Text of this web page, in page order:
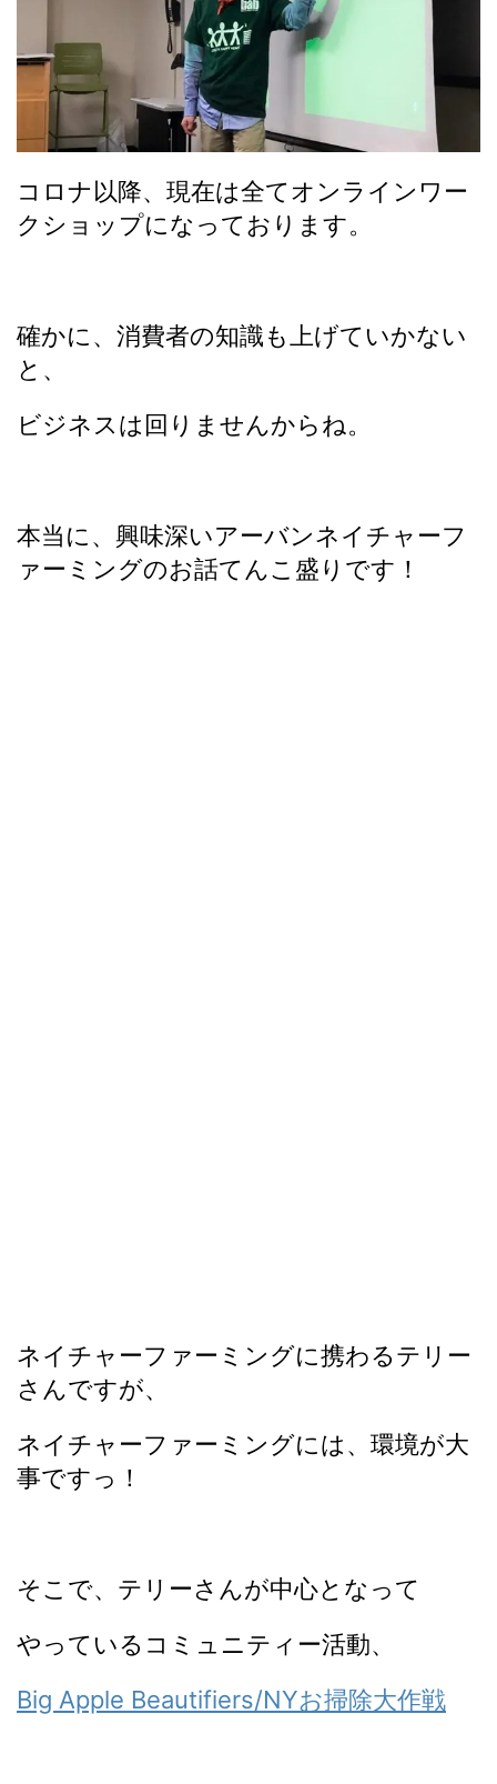
コロナ以降、現在は全てオンラインワー
クショップになっております。
確かに、消費者の知識も上げていかない
と、
ビジネスは回りませんからね。
本当に、興味深いアーバンネイチャーフ
ァーミングのお話てんこ盛りです！
ネイチャーファーミングに携わるテリー
さんですが、
ネイチャーファーミングには、環境が大
事ですっ！
そこで、テリーさんが中心となって
やっているコミュニティー活動、
Big Apple Beautifiers/NYお掃除大作戦